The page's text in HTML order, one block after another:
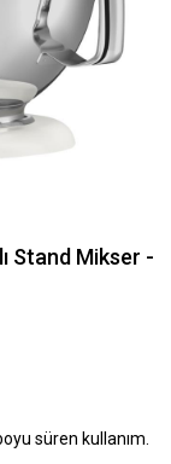
Stand Mikser -
süren kullanım.